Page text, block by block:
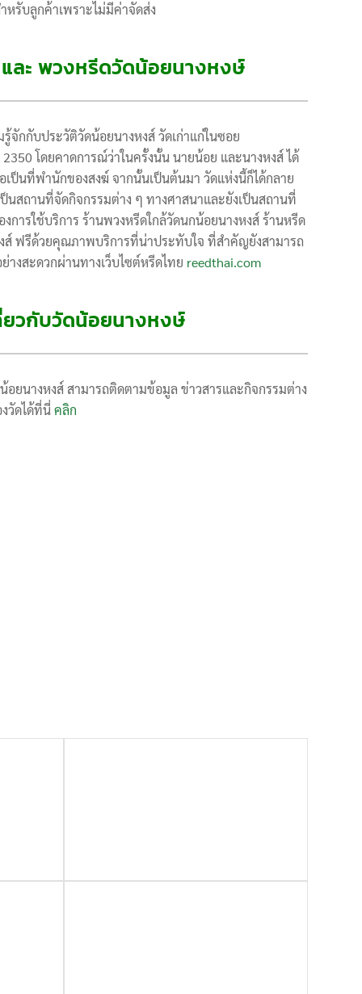
รับลูกค้าเพราะไม่มีค่าจัดส่ง
ละ พวงหรีดวัดน้อยนางหงษ์
กกับประวัติวัดน้อยนางหงส์ วัดเก่าแก่ในซอย
โดยคาดการณ์ว่าในครั้งนั้น นายน้อย และนางหงส์ ได้
ป็นที่พำนักของสงฆ์ จากนั้นเป็นต้นมา วัดแห่งนี้ก็ได้กลาย
สถานที่จัดกิจกรรมต่าง ๆ ทางศาสนาและยังเป็นสถานที่
ารใช้บริการ ร้านพวงหรีดใกล้วัดนกน้อยนางหงส์ ร้านหรีด
ส์ ฟรีด้วยคุณภาพบริการที่น่าประทับใจ ที่สำคัญยังสามารถ
งสะดวกผ่านทางเว็บไซต์หรีดไทย reedthai.com
ยวกับวัดน้อยนางหงษ์
ยนางหงส์ สามารถติดตามข้อมูล ข่าวสารและกิจกรรมต่าง
วัดได้ที่นี่คลิก